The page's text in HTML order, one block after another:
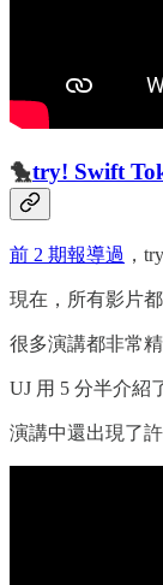
🐤try! Swift
前 2 期報導過 ，
現在，所有影片都
很多演講都非常
UJ 用 5 分半介紹
演講中還出現了